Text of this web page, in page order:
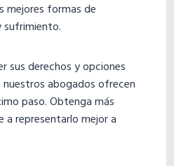
mejores formas de
sufrimiento.
sus derechos y opciones
nuestros abogados ofrecen
paso. Obtenga más
a representarlo mejor a